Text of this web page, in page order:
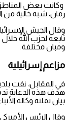
وكانت بعض
رمان، شبه خالية من
ومبان مختلفة.
مزاعم إسرائيلية
في المقابل، نفت
هدف هذه الدعاية
بيان نقلته وكالة
وقال الرئيس